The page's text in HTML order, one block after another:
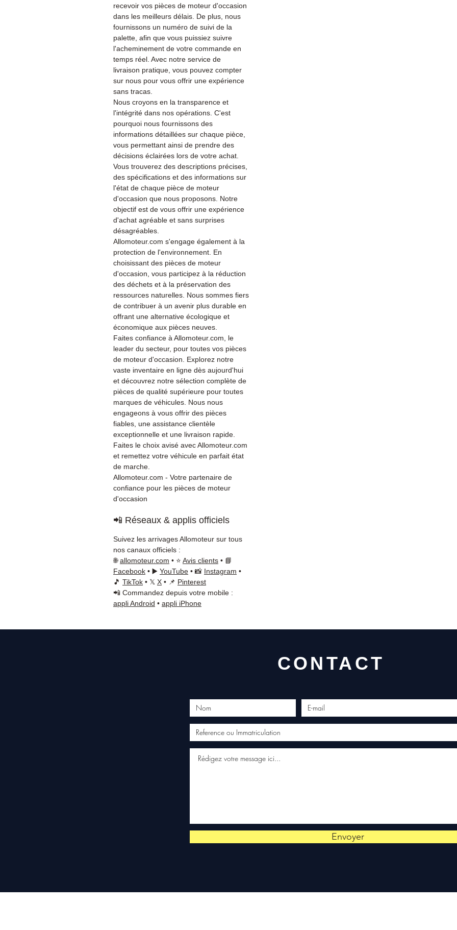
recevoir vos pièces de moteur d'occasion
dans les meilleurs délais. De plus, nous
fournissons un numéro de suivi de la
palette, afin que vous puissiez suivre
l'acheminement de votre commande en
temps réel. Avec notre service de
livraison pratique, vous pouvez compter
sur nous pour vous offrir une expérience
sans tracas.
Nous croyons en la transparence et
l'intégrité dans nos opérations. C'est
pourquoi nous fournissons des
informations détaillées sur chaque pièce,
vous permettant ainsi de prendre des
décisions éclairées lors de votre achat.
Vous trouverez des descriptions précises,
des spécifications et des informations sur
l'état de chaque pièce de moteur
d'occasion que nous proposons. Notre
objectif est de vous offrir une expérience
d'achat agréable et sans surprises
désagréables.
Allomoteur.com s'engage également à la
protection de l'environnement. En
choisissant des pièces de moteur
d'occasion, vous participez à la réduction
des déchets et à la préservation des
ressources naturelles. Nous sommes fiers
de contribuer à un avenir plus durable en
offrant une alternative écologique et
économique aux pièces neuves.
Faites confiance à Allomoteur.com, le
leader du secteur, pour toutes vos pièces
de moteur d'occasion. Explorez notre
vaste inventaire en ligne dès aujourd'hui
et découvrez notre sélection complète de
pièces de qualité supérieure pour toutes
marques de véhicules. Nous nous
engageons à vous offrir des pièces
fiables, une assistance clientèle
exceptionnelle et une livraison rapide.
Faites le choix avisé avec Allomoteur.com
et remettez votre véhicule en parfait état
de marche.
Allomoteur.com - Votre partenaire de
confiance pour les pièces de moteur
d'occasion
📲 Réseaux & applis officiels
Suivez les arrivages Allomoteur sur tous
nos canaux officiels :
🌐allomoteur.com • ⭐ Avis clients • 📘
Facebook • ▶️ YouTube • 📸 Instagram •
🎵 TikTok • 𝕏 X • 📌 Pinterest
📲 Commandez depuis votre mobile :
appli Android • appli iPhone
CONTACT
Envoyer